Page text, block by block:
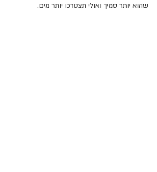
שהוא יותר סמיך ואולי תצטרכו יותר מים.